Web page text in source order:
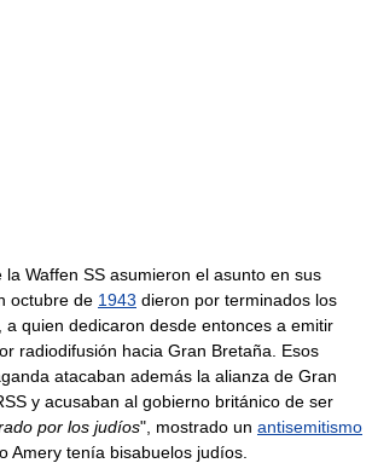
la Waffen SS asumieron el asunto en sus
octubre de 1943 dieron por terminados los
a quien dedicaron desde entonces a emitir
radiodifusión hacia Gran Bretaña. Esos
atacaban además la alianza de Gran
y acusaban al gobierno británico de ser
por los judíos", mostrado un antisemitismo
Amery tenía bisabuelos judíos.